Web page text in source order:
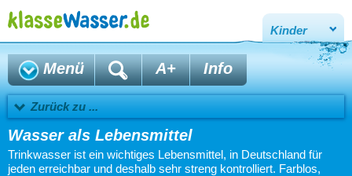
Kinder
Menü A+ Info
Zurück zu ...
Wasser als Lebensmittel
Trinkwasser ist ein wichtiges Lebensmittel, in Deutschland für
jeden erreichbar und deshalb sehr streng kontrolliert. Farblos,